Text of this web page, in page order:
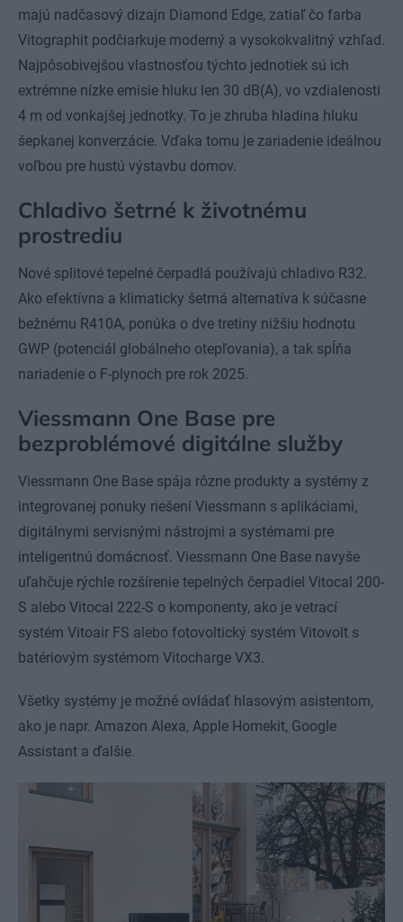
majú nadčasový dizajn Diamond Edge, zatiaľ čo farba
Vitographit podčiarkuje moderný a vysokokvalitný vzhľad.
Najpôsobivejšou vlastnosťou týchto jednotiek sú ich
extrémne nízke emisie hluku len 30 dB(A), vo vzdialenosti
4 m od vonkajšej jednotky. To je zhruba hladina hluku
šepkanej konverzácie. Vďaka tomu je zariadenie ideálnou
voľbou pre hustú výstavbu domov.
Chladivo šetrné k životnému
prostrediu
Nové splitové tepelné čerpadlá používajú chladivo R32.
Ako efektívna a klimaticky šetrná alternatíva k súčasne
bežnému R410A, ponúka o dve tretiny nižšiu hodnotu
GWP (potenciál globálneho otepľovania), a tak spĺňa
nariadenie o F-plynoch pre rok 2025.
Viessmann One Base pre
bezproblémové digitálne služby
Viessmann One Base spája rôzne produkty a systémy z
integrovanej ponuky riešení Viessmann s aplikáciami,
digitálnymi servisnými nástrojmi a systémami pre
inteligentnú domácnosť. Viessmann One Base navyše
uľahčuje rýchle rozšírenie tepelných čerpadiel Vitocal 200-
S alebo Vitocal 222-S o komponenty, ako je vetrací
systém Vitoair FS alebo fotovoltický systém Vitovolt s
batériovým systémom Vitocharge VX3.
Všetky systémy je možné ovládať hlasovým asistentom,
ako je napr. Amazon Alexa, Apple Homekit, Google
Assistant a ďalšie.